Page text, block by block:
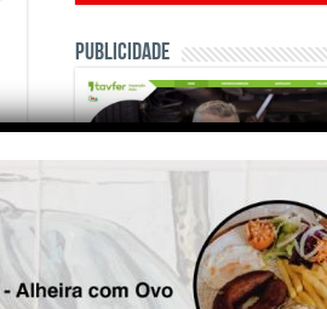
Publicidade